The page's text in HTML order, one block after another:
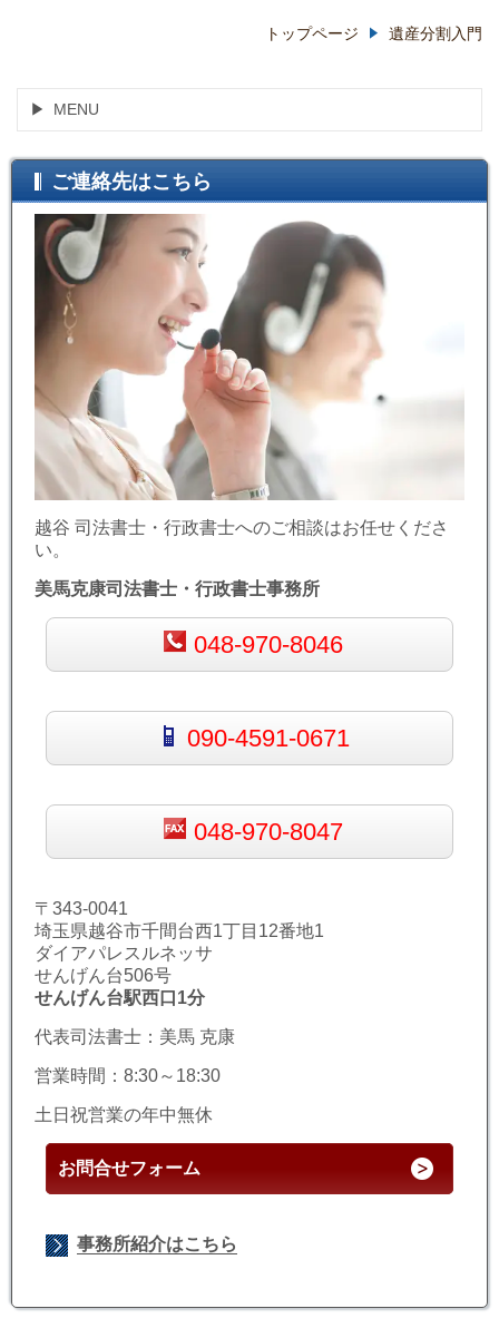
トップページ 遺産分割入門
MENU
ご連絡先はこちら
越谷 司法書士・行政書士へのご相談はお任せくださ
い。
美馬克康司法書士・行政書士事務所
048-970-8046
090-4591-0671
048-970-8047
〒343-0041
埼玉県越谷市千間台西1丁目12番地1
ダイアパレスルネッサ
せんげん台506号
せんげん台駅西口1分
代表司法書士：美馬 克康
営業時間：8:30～18:30
土日祝営業の年中無休
お問合せフォーム
事務所紹介はこちら